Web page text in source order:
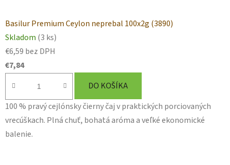
Basilur Premium Ceylon neprebal 100x2g (3890)
Skladom (3 ks)
€6,59 bez DPH
€7,84
DO KOŠÍKA
100 % pravý cejlónsky čierny čaj v praktických porciovaných
vrecúškach. Plná chuť, bohatá aróma a veľké ekonomické
balenie.